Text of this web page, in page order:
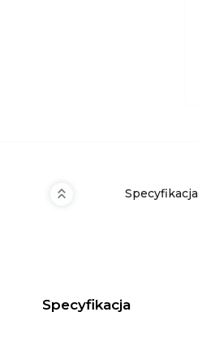
Specyfikacja
Specyfikacja